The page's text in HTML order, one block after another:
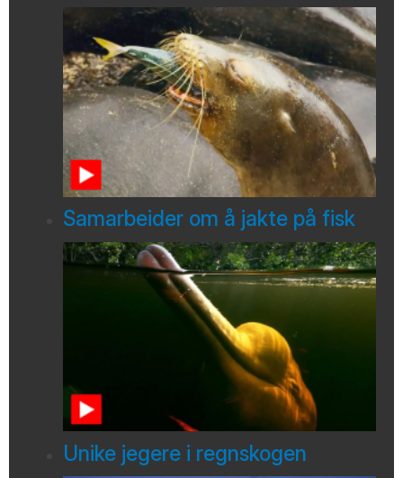
Samarbeider om å jakte på fisk
Unike jegere i regnskogen